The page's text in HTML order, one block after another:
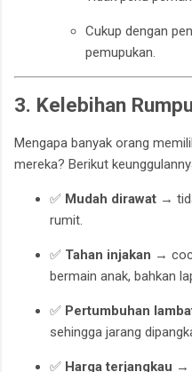
Cukup dengan
pemupukan.
3. Kelebihan
Mengapa banyak orang
mereka? Berikut
✅ Mudah dirawat →
rumit.
✅ Tahan injakan →
bermain anak, bahkan
✅ Pertumbuhan
sehingga jarang
✅ Harga terjangkau →